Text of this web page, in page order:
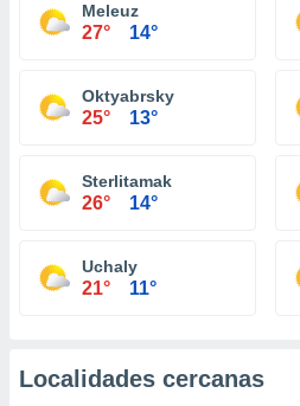
Meleuz
27° 14°
Oktyabrsky
25° 13°
Sterlitamak
26° 14°
Uchaly
21° 11°
Localidades cercanas